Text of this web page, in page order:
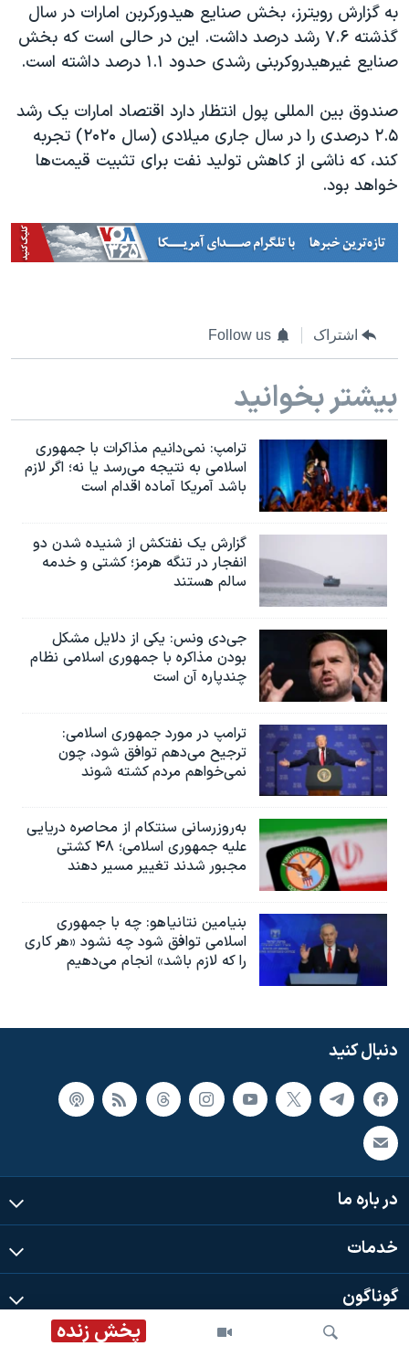
چهل سال گروگان‌گیری
قانون شفافیت دارائی کادر رهبری ایران
اسرائیل در جنگ
نرگس محمدی برنده جایزه نوبل صلح
همایش محافظه‌کاران آمریکا «سی‌پک»
سفر پرزیدنت ترامپ به چین
پخش زنده
به گزارش رویترز، بخش صنایع هیدورکربن امارات در سال
گذشته ۷.۶ رشد درصد داشت. این در حالی است که بخش
صنایع غیرهیدروکربنی رشدی حدود ۱.۱ درصد داشته است.
صندوق بین المللی پول انتظار دارد اقتصاد امارات یک رشد
۲.۵ درصدی را در سال جاری میلادی (سال ۲۰۲۰) تجربه
کند، که ناشی از کاهش تولید نفت برای تثبیت قیمت‌ها
خواهد بود.
اشتراک Follow us
بیشتر بخوانید
ترامپ: نمی‌دانیم مذاکرات با جمهوری
اسلامی به نتیجه می‌رسد یا نه؛ اگر لازم
باشد آمریکا آماده اقدام است
گزارش یک نفتکش از شنیده شدن دو
انفجار در تنگه هرمز؛ کشتی و خدمه
سالم هستند
جی‌دی ونس: یکی از دلایل مشکل
بودن مذاکره با جمهوری اسلامی نظام
چندپاره آن است
ترامپ در مورد جمهوری اسلامی:
ترجیح می‌دهم توافق شود، چون
نمی‌خواهم مردم کشته شوند
به‌روزرسانی سنتکام از محاصره دریایی
علیه جمهوری اسلامی؛ ۴۸ کشتی
مجبور شدند تغییر مسیر دهند
بنیامین نتانیاهو: چه با جمهوری
اسلامی توافق شود چه نشود «هر کاری
را که لازم باشد» انجام می‌دهیم
دنبال کنید
در باره ما
خدمات
گوناگون